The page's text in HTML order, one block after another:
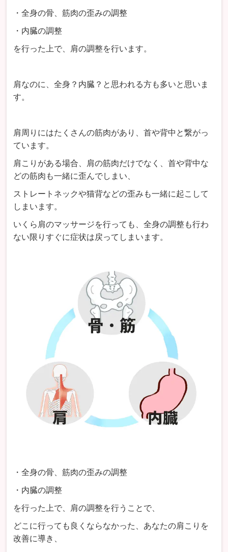
・全身の骨、筋肉の歪みの調整
・内臓の調整
を行った上で、肩の調整を行います。
肩なのに、全身？内臓？と思われる方も多いと思いま
す。
肩周りにはたくさんの筋肉があり、首や背中と繋がっ
ています。
肩こりがある場合、肩の筋肉だけでなく、首や背中な
どの筋肉も一緒に歪んでしまい、
ストレートネックや猫背などの歪みも一緒に起こして
しまいます。
いくら肩のマッサージを行っても、全身の調整も行わ
ない限りすぐに症状は戻ってしまいます。
・全身の骨、筋肉の歪みの調整
・内臓の調整
を行った上で、肩の調整を行うことで、
どこに行っても良くならなかった、あなたの肩こりを
改善に導き、